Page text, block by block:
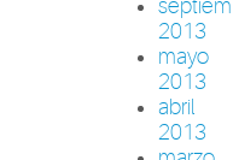
2013
mayo
2013
abril
2013